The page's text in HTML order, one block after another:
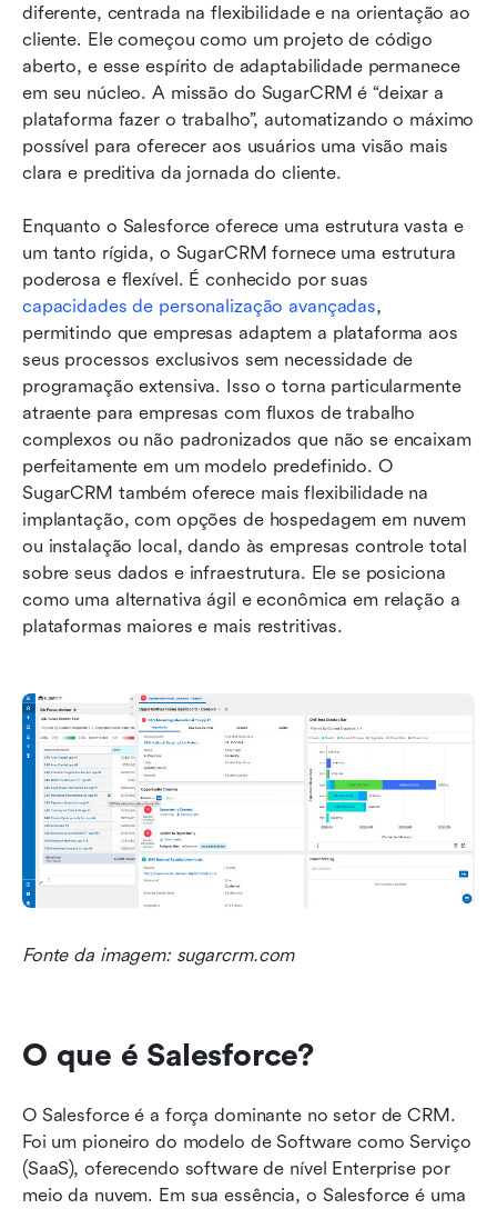
diferente, centrada na flexibilidade e na orientação ao
cliente. Ele começou como um projeto de código
aberto, e esse espírito de adaptabilidade permanece
em seu núcleo. A missão do SugarCRM é “deixar a
plataforma fazer o trabalho”, automatizando o máximo
possível para oferecer aos usuários uma visão mais
clara e preditiva da jornada do cliente.
Enquanto o Salesforce oferece uma estrutura vasta e
um tanto rígida, o SugarCRM fornece uma estrutura
capacidades de personalização avançadas,
permitindo que empresas adaptem a plataforma aos
seus processos exclusivos sem necessidade de
programação extensiva. Isso o torna particularmente
atraente para empresas com fluxos de trabalho
complexos ou não padronizados que não se encaixam
perfeitamente em um modelo predefinido. O
SugarCRM também oferece mais flexibilidade na
implantação, com opções de hospedagem em nuvem
ou instalação local, dando às empresas controle total
sobre seus dados e infraestrutura. Ele se posiciona
como uma alternativa ágil e econômica em relação a
plataformas maiores e mais restritivas.
Fonte da imagem: sugarcrm.com
O que é Salesforce?
O Salesforce é a força dominante no setor de CRM.
Foi um pioneiro do modelo de Software como Serviço
(SaaS), oferecendo software de nível Enterprise por
meio da nuvem. Em sua essência, o Salesforce é uma